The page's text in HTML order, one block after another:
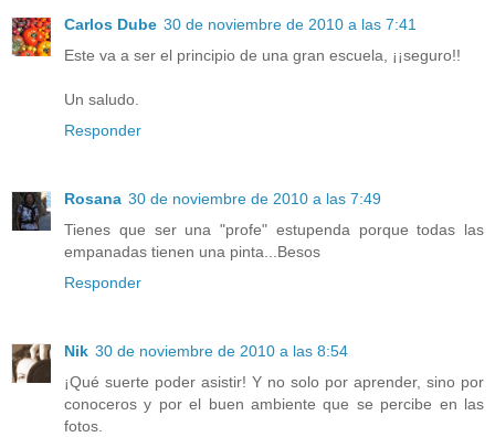
Carlos Dube 30 de noviembre de 2010 a las 7:41
Este va a ser el principio de una gran escuela, ¡¡seguro!!
Un saludo.
Responder
Rosana 30 de noviembre de 2010 a las 7:49
Tienes que ser una "profe" estupenda porque todas las
empanadas tienen una pinta...Besos
Responder
Nik 30 de noviembre de 2010 a las 8:54
¡Qué suerte poder asistir! Y no solo por aprender, sino por
conoceros y por el buen ambiente que se percibe en las
fotos.